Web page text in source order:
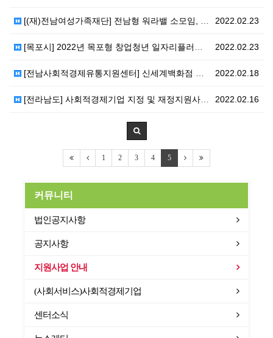
2022.02.23
[(재)전남여성가족재단] 전남형 워라밸 소모임, 공동체…
2022.02.23
[목포시] 2022년 목포형 창업청년 일자리플러스 지원…
2022.02.18
[전남사회적경제유통지원센터] 신세계백화점 광주점 사회적…
2022.02.16
[전라남도] 사회적경제기업 지정 및 재정지원사업 연간 …
1 2 3 4 5
커뮤니티
법인공지사항
공지사항
지원사업 안내
(사회서비스)사회적경제기업
센터소식